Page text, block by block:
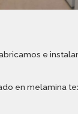
e
en melamina